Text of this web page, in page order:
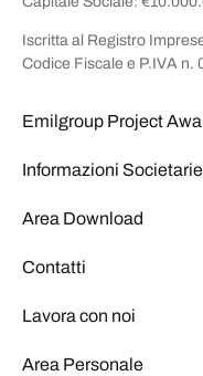
Iscritta al Registro
Codice Fiscale e P.IVA n.
Emilgroup Project
Informazioni Societarie
Area Download
Contatti
Lavora con noi
Area Personale